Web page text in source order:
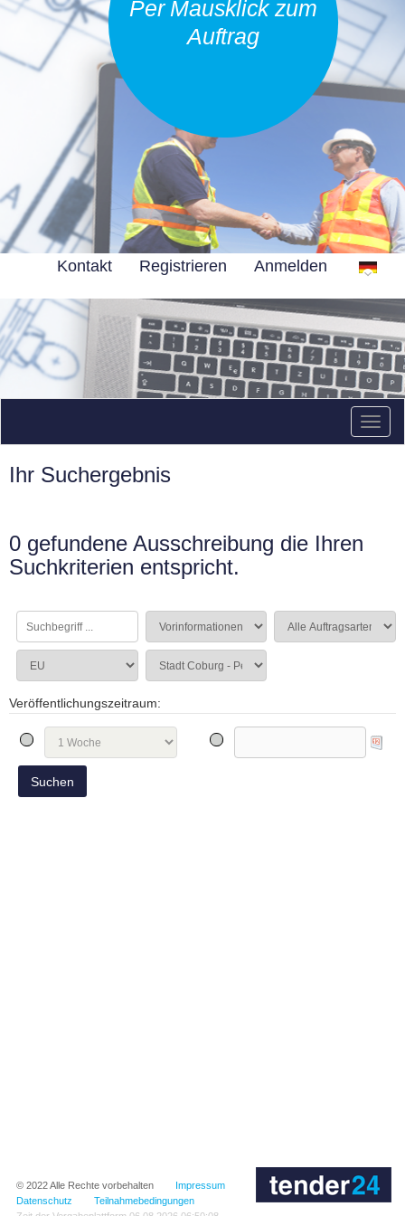
Per Mausklick zum
Auftrag
Kontakt Registrieren Anmelden
Ihr Suchergebnis
0 gefundene Ausschreibung die Ihren
Suchkriterien entspricht.
Veröffentlichungszeitraum:
© 2022Alle Rechte vorbehalten
Impressum
Datenschutz
Teilnahmebedingungen